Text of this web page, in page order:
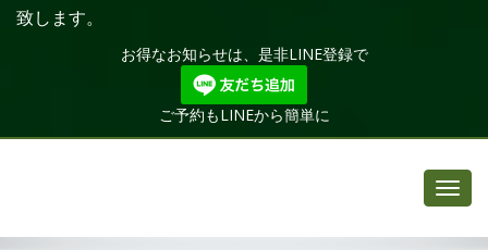
致します。
お得なお知らせは、是非LINE登録で
ご予約もLINEから簡単に